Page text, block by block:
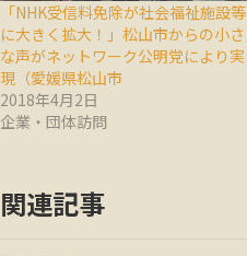
「NHK受信料免除が社会福祉施設等
に大きく拡大！」松山市からの小さ
な声がネットワーク公明党により実
現（愛媛県松山市
2018年4月2日
企業・団体訪問
関連記事